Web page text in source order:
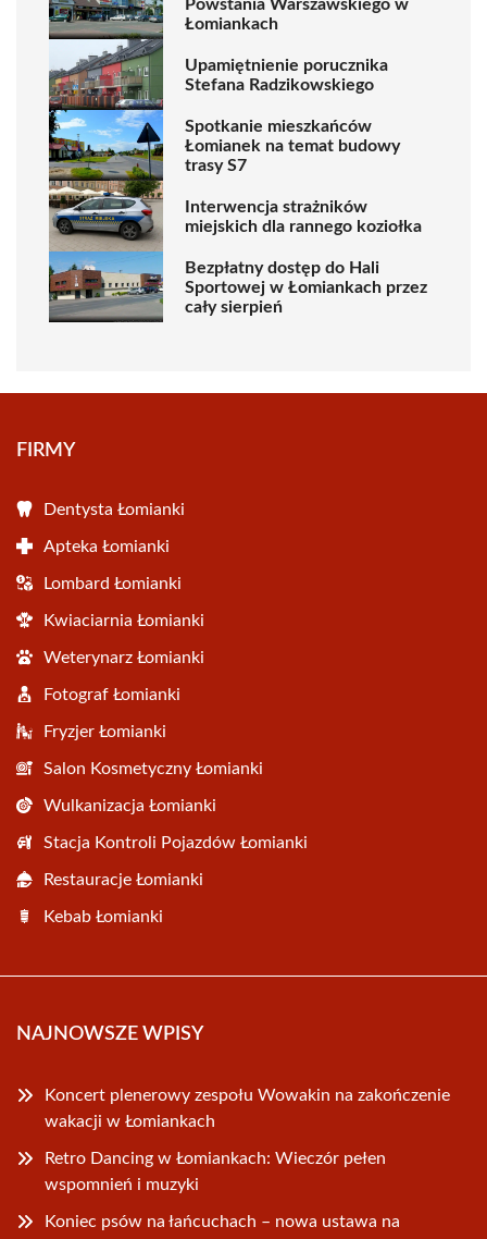
Powstania Warszawskiego w
Łomiankach
Upamiętnienie porucznika
Stefana Radzikowskiego
Spotkanie mieszkańców
Łomianek na temat budowy
trasy S7
Interwencja strażników
miejskich dla rannego koziołka
Bezpłatny dostęp do Hali
Sportowej w Łomiankach przez
cały sierpień
FIRMY
Dentysta Łomianki
Apteka Łomianki
Lombard Łomianki
Kwiaciarnia Łomianki
Weterynarz Łomianki
Fotograf Łomianki
Fryzjer Łomianki
Salon Kosmetyczny Łomianki
Wulkanizacja Łomianki
Stacja Kontroli Pojazdów Łomianki
Restauracje Łomianki
Kebab Łomianki
NAJNOWSZE WPISY
Koncert plenerowy zespołu Wowakin na zakończenie
wakacji w Łomiankach
Retro Dancing w Łomiankach: Wieczór pełen
wspomnień i muzyki
Koniec psów na łańcuchach – nowa ustawa na